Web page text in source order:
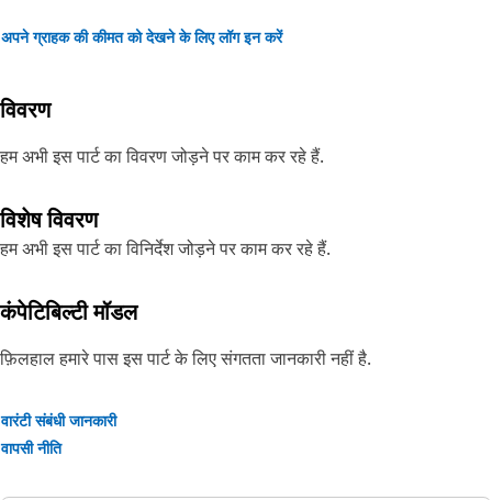
अपने ग्राहक की कीमत को देखने के लिए लॉग इन करें
विवरण
हम अभी इस पार्ट का विवरण जोड़ने पर काम कर रहे हैं.
विशेष विवरण
हम अभी इस पार्ट का विनिर्देश जोड़ने पर काम कर रहे हैं.
कंपेटिबिल्टी मॉडल
फ़िलहाल हमारे पास इस पार्ट के लिए संगतता जानकारी नहीं है.
वारंटी संबंधी जानकारी
वापसी नीति